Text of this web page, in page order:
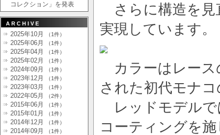
さらに構造を見
実現しています。
カラーはレース
された初代モナ
レッドモデルで
コーティングを
コレクション」を発表
ARCHIVE
2025年10月 （1件）
2025年06月 （1件）
2025年04月 （1件）
2025年02月 （1件）
2024年09月 （1件）
2023年12月 （1件）
2023年03月 （1件）
2022年05月 （2件）
2015年06月 （1件）
2015年01月 （1件）
2014年12月 （1件）
2014年09月 （1件）